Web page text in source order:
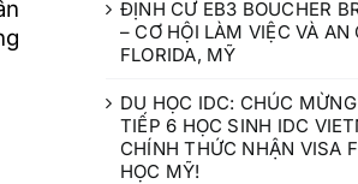
ĐỊNH CƯ EB3 BOUCHER
– CƠ HỘI LÀM VIỆC VÀ AN
FLORIDA, MỸ
DU HỌC IDC: CHÚC
TIẾP 6 HỌC SINH IDC
CHÍNH THỨC NHẬN VISA
HỌC MỸ!